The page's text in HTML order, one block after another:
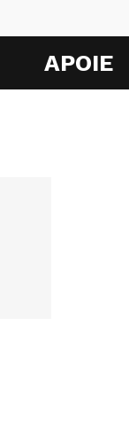
APOIE